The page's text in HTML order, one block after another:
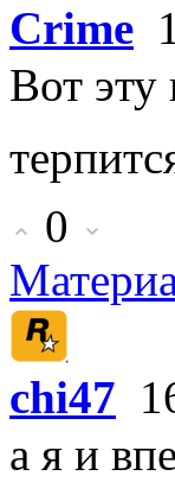
Crime
Вот эту
0
chi47
а я и